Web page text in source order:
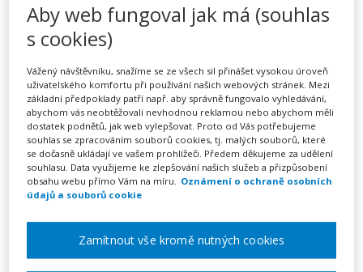
pedagogické pracovníky
(webinář)
PořádáZřetel, s.r.o.
TERMÍN
08. 12. 2026
MÍSTO
ONLINE
Aby web fungoval jak má (souhlas
s cookies)
Vážený návštěvníku, snažíme se ze všech sil přinášet vysokou úroveň
uživatelského komfortu při používání našich webových stránek. Mezi
základní předpoklady patří např. aby správně fungovalo vyhledávání,
abychom vás neobtěžovali nevhodnou reklamou nebo abychom měli
dostatek podnětů, jak web vylepšovat. Proto od Vás potřebujeme
souhlas se zpracováním souborů cookies, tj. malých souborů, které
se dočasně ukládají ve vašem prohlížeči. Předem děkujeme za udělení
souhlasu. Data využijeme ke zlepšování našich služeb a přizpůsobení
obsahu webu přímo Vám na míru. Oznámení o ochraně osobních
údajů a souborů cookie
Zamítnout vše kromě nutných cookies